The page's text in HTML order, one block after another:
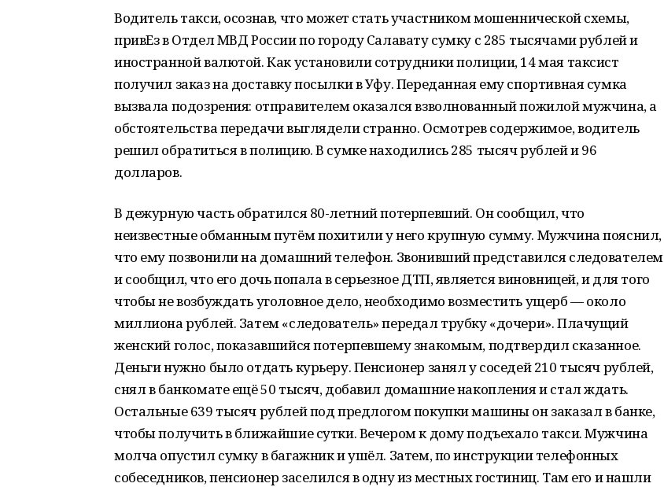
Водитель такси, осознав, что может стать участником мошеннической схемы,
привЕз в Отдел МВД России по городу Салавату сумку с 285 тысячами рублей и
иностранной валютой. Как установили сотрудники полиции, 14 мая таксист
получил заказ на доставку посылки в Уфу. Переданная ему спортивная сумка
вызвала подозрения: отправителем оказался взволнованный пожилой мужчина, а
обстоятельства передачи выглядели странно. Осмотрев содержимое, водитель
решил обратиться в полицию. В сумке находились 285 тысяч рублей и 96
долларов.
В дежурную часть обратился 80-летний потерпевший. Он сообщил, что
неизвестные обманным путём похитили у него крупную сумму. Мужчина пояснил,
что ему позвонили на домашний телефон. Звонивший представился следователем
и сообщил, что его дочь попала в серьезное ДТП, является виновницей, и для того
чтобы не возбуждать уголовное дело, необходимо возместить ущерб — около
миллиона рублей. Затем «следователь» передал трубку «дочери». Плачущий
женский голос, показавшийся потерпевшему знакомым, подтвердил сказанное.
Деньги нужно было отдать курьеру. Пенсионер занял у соседей 210 тысяч рублей,
снял в банкомате ещё 50 тысяч, добавил домашние накопления и стал ждать.
Остальные 639 тысяч рублей под предлогом покупки машины он заказал в банке,
чтобы получить в ближайшие сутки. Вечером к дому подъехало такси. Мужчина
молча опустил сумку в багажник и ушёл. Затем, по инструкции телефонных
собеседников, пенсионер заселился в одну из местных гостиниц. Там его и нашли